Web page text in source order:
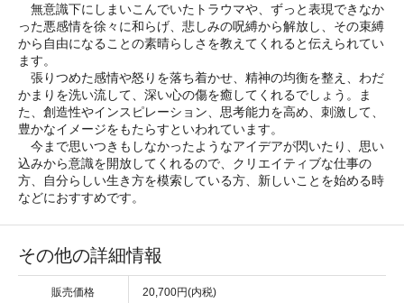
無意識下にしまいこんでいたトラウマや、ずっと表現できなか
った悪感情を徐々に和らげ、悲しみの呪縛から解放し、その束縛
から自由になることの素晴らしさを教えてくれると伝えられてい
ます。
張りつめた感情や怒りを落ち着かせ、精神の均衡を整え、わだ
かまりを洗い流して、深い心の傷を癒してくれるでしょう。ま
た、創造性やインスピレーション、思考能力を高め、刺激して、
豊かなイメージをもたらすといわれています。
今まで思いつきもしなかったようなアイデアが閃いたり、思い
込みから意識を開放してくれるので、クリエイティブな仕事の
方、自分らしい生き方を模索している方、新しいことを始める時
などにおすすめです。
その他の詳細情報
販売価格 20,700円(内税)